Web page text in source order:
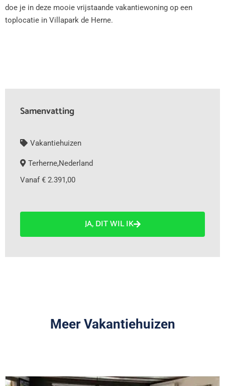
doe je in deze mooie vrijstaande vakantiewoning op een
toplocatie in Villapark de Herne.
Samenvatting
Vakantiehuizen
Terherne,Nederland
Vanaf € 2.391,00
JA, DIT WIL IK
Meer Vakantiehuizen